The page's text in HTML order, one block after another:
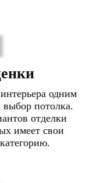
одним
выбор потолка.
отделки
имеет свои